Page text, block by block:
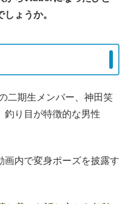
ょうか。
二期生メンバー、神田笑
釣り目が特徴的な男性
画内で変身ポーズを披露す